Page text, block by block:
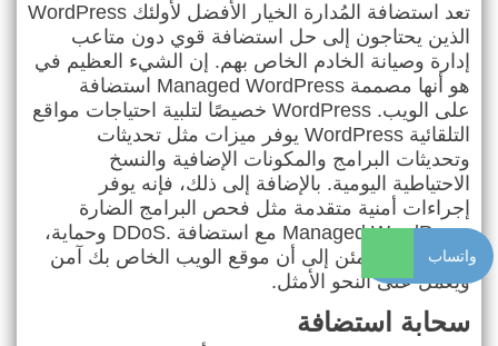
تعد استضافة المُدارة الخيار الأفضل لأولئك
الذين يحتاجون إلى حل استضافة قوي دون متاعب
إدارة وصيانة الخادم الخاص بهم. إن الشيء العظيم في
استضافة Managed WordPress هو أنها مصممة
خصيصًا لتلبية احتياجات مواقع WordPress على الويب.
يوفر ميزات مثل تحديثات WordPress التلقائية
وتحديثات البرامج والمكونات الإضافية والنسخ
الاحتياطية اليومية. بالإضافة إلى ذلك، فإنه يوفر
إجراءات أمنية متقدمة مثل فحص البرامج الضارة
وحماية DDoS. مع استضافة Managed WordPress
،
يمكنك أن تطمئن إلى أن موقع الويب الخاص بك آمن
ويعمل على النحو الأمثل.
سحابة استضافة
واتساب